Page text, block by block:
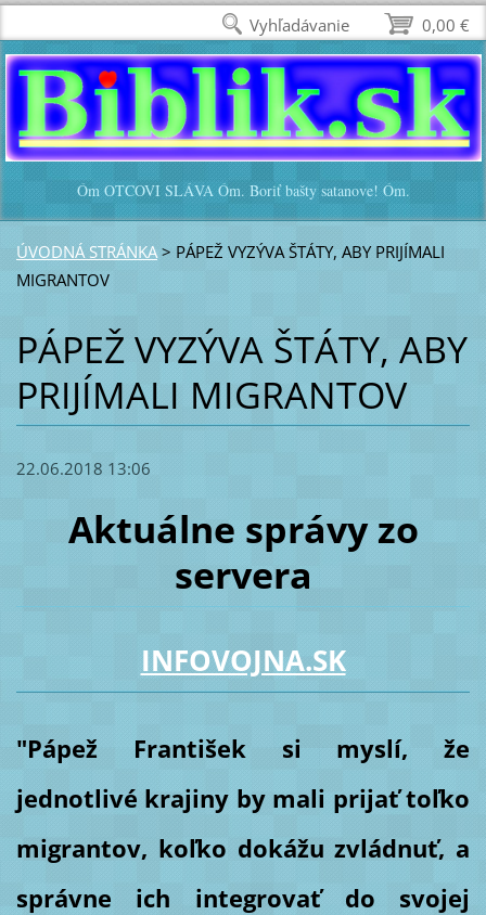
Óm OTCOVI SLÁVA Óm. Boriť bašty satanove! Óm.
ÚVODNÁ STRÁNKA > PÁPEŽ VYZÝVA ŠTÁTY, ABY PRIJÍMALI
MIGRANTOV
PÁPEŽ VYZÝVA ŠTÁTY, ABY
PRIJÍMALI MIGRANTOV
22.06.2018 13:06
Aktuálne správy zo
servera
INFOVOJNA.SK
"Pápež František si myslí, že
jednotlivé krajiny by mali prijať toľko
migrantov, koľko dokážu zvládnuť, a
správne ich integrovať do svojej
0,00 €
Vyhľadávanie